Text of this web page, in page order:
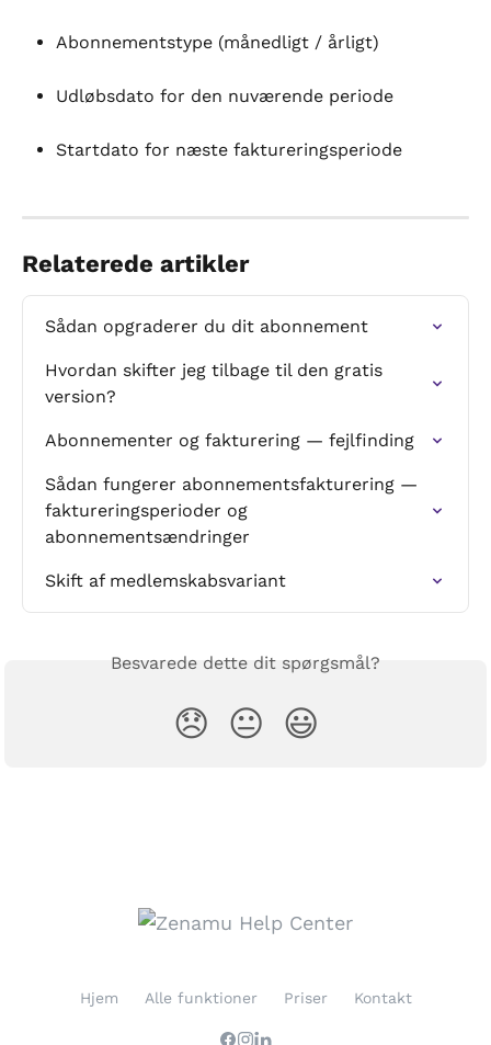
Abonnementstype (månedligt / årligt)
Udløbsdato for den nuværende periode
Startdato for næste faktureringsperiode
Relaterede artikler
Sådan opgraderer du dit abonnement
Hvordan skifter jeg tilbage til den gratis
version?
Abonnementer og fakturering — fejlfinding
Sådan fungerer abonnementsfakturering —
faktureringsperioder og
abonnementsændringer
Skift af medlemskabsvariant
Besvarede dette dit spørgsmål?
😞 😐 😃
Hjem Alle funktioner Priser Kontakt